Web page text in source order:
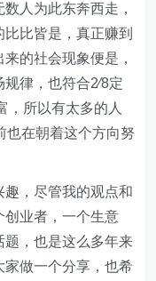
人为此东奔西走，
比皆是，真正赚到
的社会现象便是，
律，也符合2⁄8定
，所以有太多的人
也在朝着这个方向努
，尽管我的观点和
创业者，一个生意
题，也是这么多年来
家做一个分享，也希